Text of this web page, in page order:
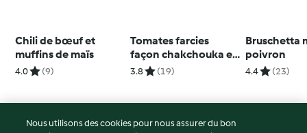
Chili de bœuf et
muffins de maïs
4.0 (9)
Tomates farcies
façon chakchouka et
œufs pochés
3.8 (19)
Bruschetta
poivron
4.4 (23)
Nous utilisons des cookies pour nous assurer du bon